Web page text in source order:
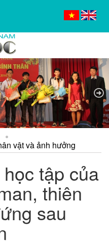
vật và ảnh hưởng
tập của
thiên
sau